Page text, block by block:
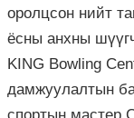
оролцсон нийт
ёсны анхны
KING Bowling
дамжуулалтын